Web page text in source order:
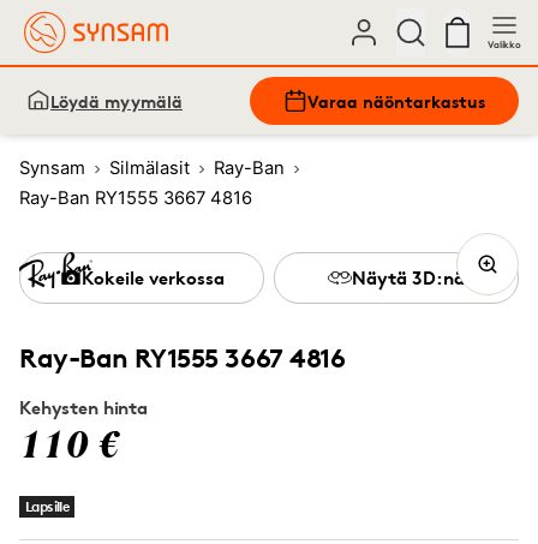
Valikko
Löydä myymälä Varaa näöntarkastus
Synsam Silmälasit
Ray-Ban
Ray-Ban RY1555 3667 4816
Ray-Ban RY1555 3667 4816
Kehysten hinta
110 €
Lapsille
Kokeile verkossa Näytä 3D:nä